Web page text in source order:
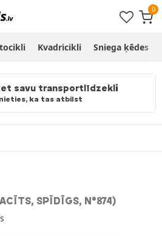
Kvadricikli Sniega ķēdes
savu transportlīdzekli
ka tas atbilst
SPĪDĪGS, N°874)